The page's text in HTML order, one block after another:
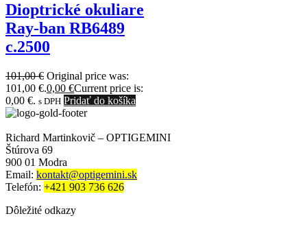
Dioptrické okuliare
Ray-ban RB6489
c.2500
101,00€ Original price was:
101,00 €.0,00 €Current price is:
0,00 €. s DPH Pridať do košíka
Richard Martinkovič – OPTIGEMINI
Štúrova 69
900 01 Modra
Email: kontakt@optigemini.sk
Telefón: +421 903 736 626
Dôležité odkazy